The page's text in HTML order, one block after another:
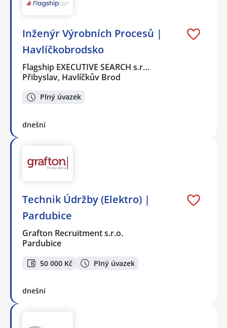
Inženýr Výrobních Procesů |
Havlíčkobrodsko
Flagship EXECUTIVE SEARCH s.r…
Přibyslav, Havlíčkův Brod
Plný úvazek
dnešní
Technik Údržby (Elektro) |
Pardubice
Grafton Recruitment s.r.o.
Pardubice
50 000 Kč Plný úvazek
dnešní